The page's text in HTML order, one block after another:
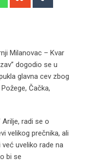
Milanovac – Kvar
dogodio se u
glavna cev zbog
Čačka,
Arilje, radi se o
velikog prečnika, ali
uveliko rade na
bi se